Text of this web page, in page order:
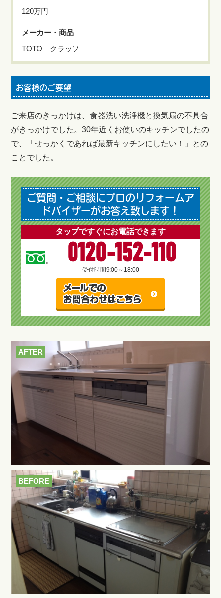
120万円
メーカー・商品
TOTO クラッソ
お客様のご要望
ご来店のきっかけは、食器洗い洗浄機と換気扇の不具合
がきっかけでした。30年近くお使いのキッチンでしたの
で、「せっかくであれば最新キッチンにしたい！」との
ことでした。
ご質問・ご相談にプロのリフォームア
ドバイザーがお答え致します！
タップですぐにお電話できます
0120-152-110
受付時間9:00～18:00
AFTER
BEFORE